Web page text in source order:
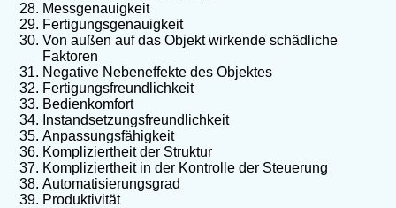
Messgenauigkeit
Fertigungsgenauigkeit
Von außen auf das Objekt wirkende schädliche
Faktoren
Negative Nebeneffekte des Objektes
Fertigungsfreundlichkeit
Bedienkomfort
Instandsetzungsfreundlichkeit
Anpassungsfähigkeit
Kompliziertheit der Struktur
Kompliziertheit in der Kontrolle der Steuerung
Automatisierungsgrad
Produktivität